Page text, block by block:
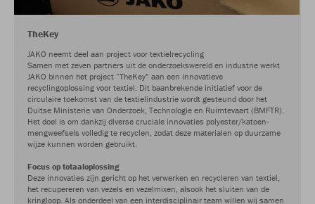
TheKey
JAKO neemt deel aan project voor textielrecycling
Samen met zeven partners uit de onderzoekswereld en industrie werkt
JAKO binnen het project “TheKey” aan een innovatieve
recyclingoplossing voor textiel. Dit baanbrekende initiatief voor de
circulaire toekomst van de textielindustrie wordt gesteund door het
Duitse Ministerie van Onderzoek, Technologie en Ruimtevaart (BMFTR).
Het doel is om dankzij diverse cruciale innovaties polyester/katoen-
mengweefsels volledig te recyclen, zodat deze materialen op duurzame
wijze kunnen worden gebruikt.
Focus op totaaloplossing
Deze innovaties zijn gericht op het verwerken en recycleren van textiel,
het recupereren van vezels en vezelmixen, alsook het sluiten van de
kringloop. Als onderdeel van een interdisciplinair team willen wij samen